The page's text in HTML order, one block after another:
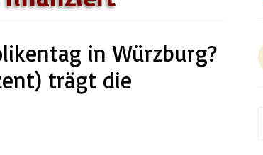
in Würzburg?
trägt die